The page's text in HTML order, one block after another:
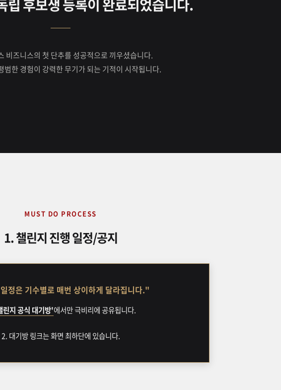
립 후보생 등록이 완료되었습니다.
비즈니스의 첫 단추를 성공적으로 끼우셨습니다.
범한 경험이 강력한 무기가 되는 기적이 시작됩니다.
MUST DO PROCESS
1. 챌린지 진행 일정/공지
정은 기수별로 매번 상이하게 달라집니다."
지 공식 대기방'에서만 극비리에 공유됩니다.
2. 대기방 링크는 화면 최하단에 있습니다.